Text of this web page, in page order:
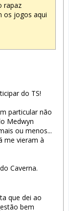
rapaz
os jogos aqui
do TS!
particular não
Medwyn
ou menos...
me vieram à
Caverna.
que dei ao
bem